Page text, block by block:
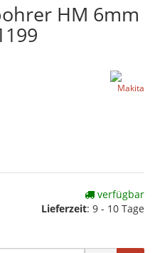
HM 6mm
verfügbar
Lieferzeit: 9 - 10 Tage